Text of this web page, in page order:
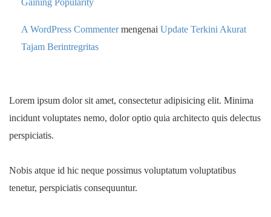
Gaining Popularity
A WordPress Commentermengenai Update Terkini Akurat
Tajam Berintregritas
Lorem ipsum dolor sit amet, consectetur adipisicing elit. Minima
incidunt voluptates nemo, dolor optio quia architecto quis delectus
perspiciatis.
Nobis atque id hic neque possimus voluptatum voluptatibus
tenetur, perspiciatis consequuntur.